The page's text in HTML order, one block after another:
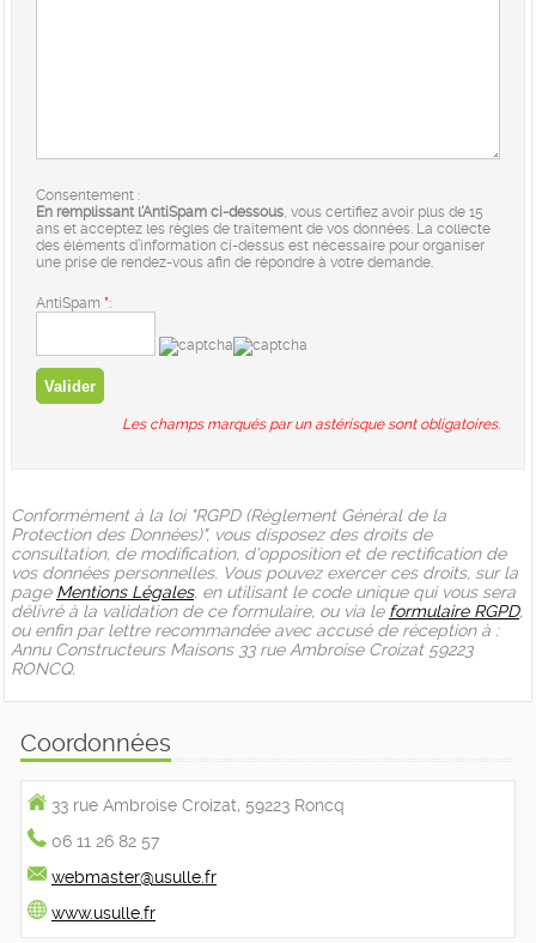
Consentement :
En remplissant l'AntiSpam ci-dessous, vous certifiez avoir plus de 15
ans et acceptez les règles de traitement de vos données. La collecte
des éléments d’information ci-dessus est nécessaire pour organiser
une prise de rendez-vous afin de répondre à votre demande.
AntiSpam *:
Les champs marqués par un astérisque sont obligatoires.
Conformément à la loi "RGPD (Règlement Général de la
Protection des Données)", vous disposez des droits de
consultation, de modification, d'opposition et de rectification de
vos données personnelles. Vous pouvez exercer ces droits, sur la
page Mentions Légales, en utilisant le code unique qui vous sera
délivré à la validation de ce formulaire, ou via le formulaire RGPD,
ou enfin par lettre recommandée avec accusé de réception à :
Annu Constructeurs Maisons 33 rue Ambroise Croizat 59223
RONCQ.
Coordonnées
33 rue Ambroise Croizat, 59223 Roncq
06 11 26 82 57
webmaster@usulle.fr
www.usulle.fr